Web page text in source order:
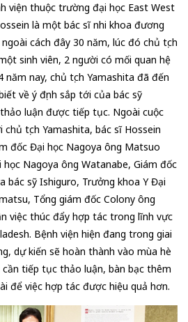
viện thuộc trường đại học East West
là một bác sĩ nhi khoa đương
cách đây 30 năm, lúc đó chủ tịch
sinh viên, 2 người có mối quan hệ
nay, chủ tịch Yamashita đã đến
về ý định sắp tới của bác sỹ
luận được tiếp tục. Ngoài cuộc
chủ tịch Yamashita, bác sĩ Hossein
đốc Đại học Nagoya ông Matsuo
học Nagoya ông Watanabe, Giám đốc
bác sỹ Ishiguro, Trưởng khoa Y Đại
Tổng giám đốc Colony ông
việc thúc đẩy hợp tác trong lĩnh vực
Bệnh viện hiện đang trong giai
dự kiến sẽ hoàn thành vào mùa hè
tiếp tục thảo luận, bàn bạc thêm
để việc hợp tác được hiệu quả hơn.